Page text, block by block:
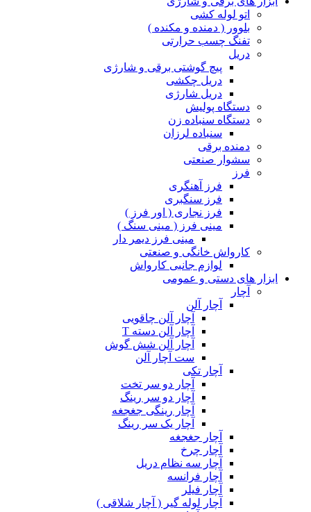
اتو لوله کشی
بلوور ( دمنده و مکنده )
تفنگ چسب حرارتی
دریل
پیچ گوشتی برقی و شارژی
دریل چکشی
دریل شارژی
دستگاه پولیش
دستگاه سنباده زن
سنباده لرزان
دمنده برقی
سشوار صنعتی
فرز
فرز آهنگری
فرز سنگبری
فرز نجاری ( اور فرز )
مینی فرز ( مینی سنگ )
مینی فرز دیمر دار
کارواش خانگی و صنعتی
لوازم جانبی کارواش
ابزار های دستی و عمومی
آچار
آچار آلن
آچار آلن چاقویی
آچار آلن دسته T
آچار آلن شش گوش
ست آچار آلن
آچار تکی
آچار دو سر تخت
آچار دو سر رینگ
آچار رینگی جغجغه
آچار یک سر رینگ
آچار جغجغه
آچار چرخ
آچار سه نظام دریل
آچار فرانسه
آچار فیلر
آچار لوله گیر ( آچار شلاقی )